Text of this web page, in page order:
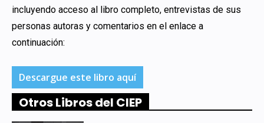
incluyendo acceso al libro completo, entrevistas de sus
personas autoras y comentarios en el enlace a
continuación:
Descargue este libro aquí
Otros Libros del CIEP